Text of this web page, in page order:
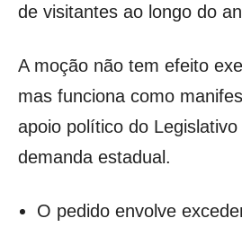
de visitantes ao longo do
A moção não tem efeito
mas funciona como
apoio político do
demanda estadual.
O pedido envolve